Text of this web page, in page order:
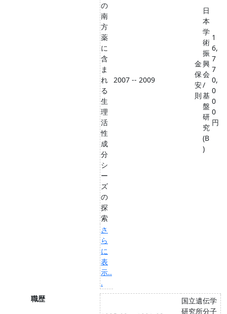
の
南
方
薬
に
含
ま
れ
る
生
理
活
性
成
分
シ
ー
ズ
の
探
索
2007 -- 2009
金
保
安
則
日
本
学
術
振
興
会
/
基
盤
研
究
(B
)
1
6,
7
7
0,
0
0
0
円
さ
ら
に
表
示..
.
職歴
国立遺伝学
研究所分子